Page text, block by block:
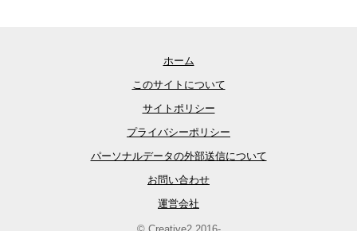
ホーム
このサイトについて
サイトポリシー
プライバシーポリシー
パーソナルデータの外部送信について
お問い合わせ
運営会社